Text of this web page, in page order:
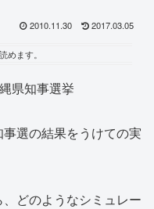
2010.11.30 2017.03.05
めます。
県知事選挙
事選の結果をうけての実
どのようなシミュレー